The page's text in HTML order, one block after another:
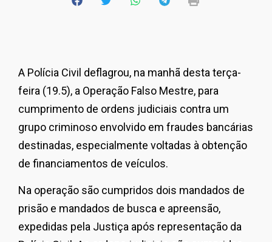
A Polícia Civil deflagrou, na manhã desta terça-
feira (19.5), a Operação Falso Mestre, para
cumprimento de ordens judiciais contra um
grupo criminoso envolvido em fraudes bancárias
destinadas, especialmente voltadas à obtenção
de financiamentos de veículos.
Na operação são cumpridos dois mandados de
prisão e mandados de busca e apreensão,
expedidas pela Justiça após representação da